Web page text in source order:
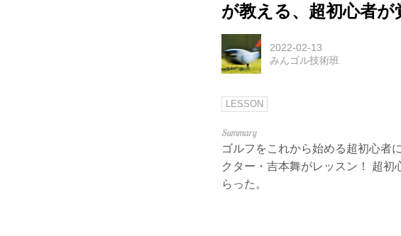
が教える、超初心者
2022-02-13
みんゴル技術班
LESSON
ゴルフをこれから始める超初心者
クター・吉本舞がレッスン！ 超
らった。